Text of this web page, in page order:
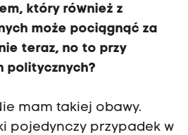
który również z
może pociągnąć za
teraz, no to przy
politycznych?
mam takiej obawy.
pojedynczy przypadek w